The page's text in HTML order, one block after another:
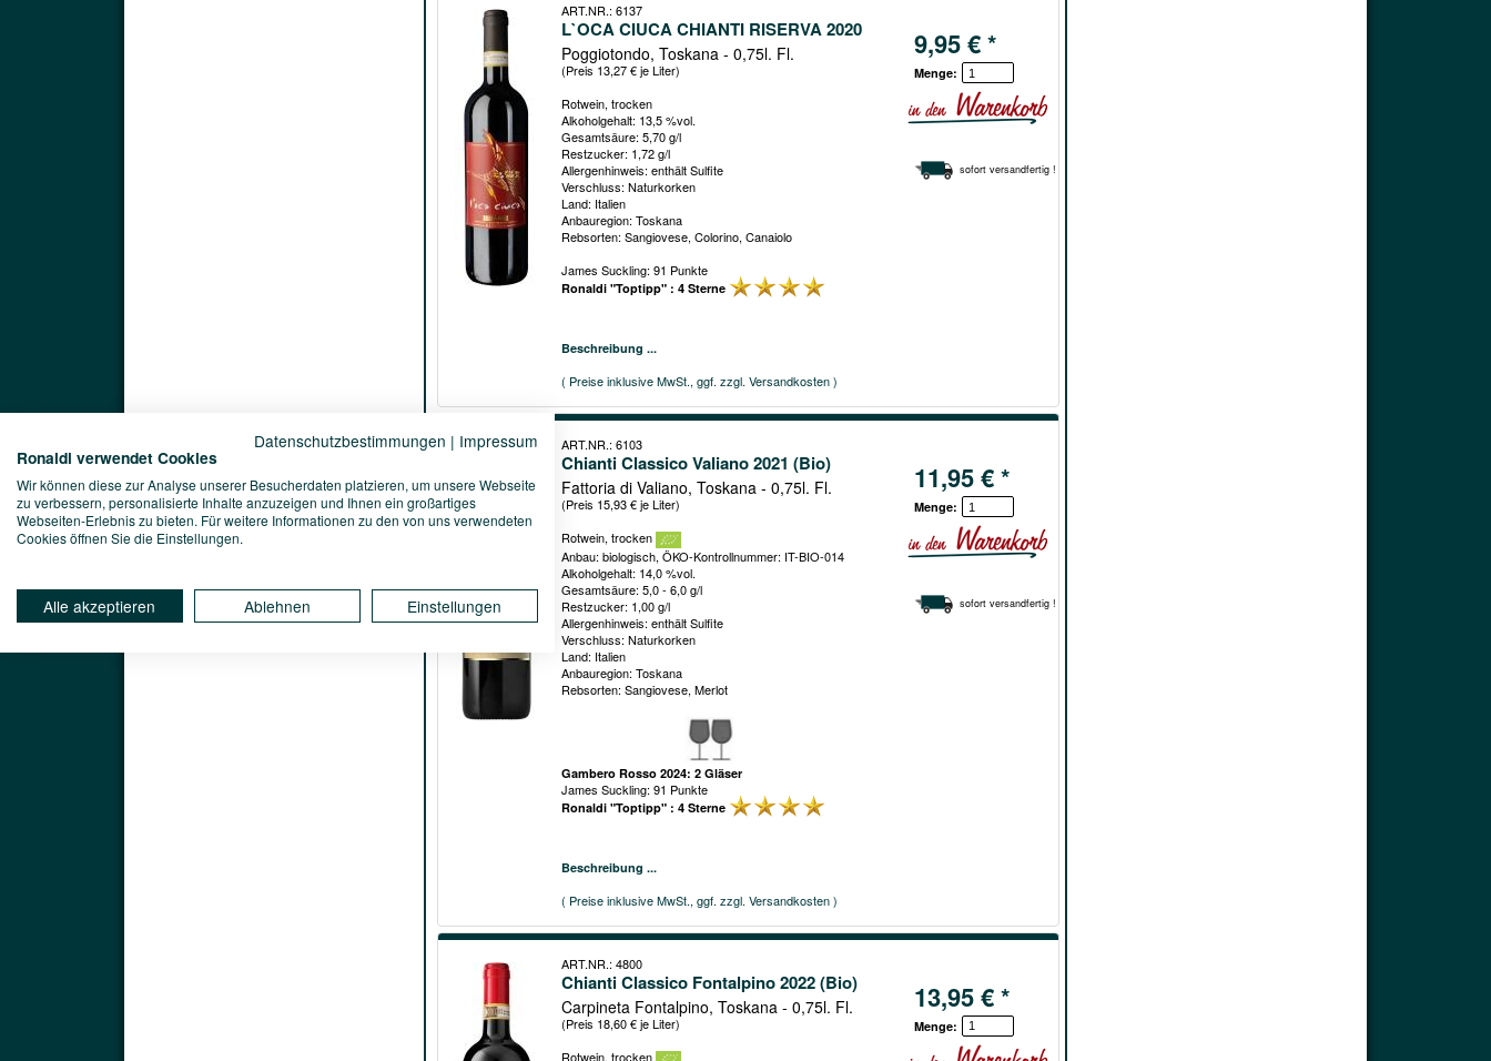
ART.NR.: 6137
L`OCA CIUCA CHIANTI RISERVA 2020
Poggiotondo, Toskana - 0,75l. Fl.
(Preis 13,27 € je Liter)
Rotwein, trocken
Alkoholgehalt: 13,5 %vol.
Gesamtsäure: 5,70 g/l
Restzucker: 1,72 g/l
Allergenhinweis: enthält Sulfite
Verschluss: Naturkorken
Land: Italien
Anbauregion: Toskana
Rebsorten: Sangiovese, Colorino, Canaiolo
James Suckling: 91 Punkte
Ronaldi "Toptipp" : 4 Sterne
Beschreibung ...
( Preise inklusive MwSt., ggf. zzgl. Versandkosten )
9,95 € *
Menge:
sofort versandfertig !
ART.NR.: 6103
Chianti Classico Valiano 2021 (Bio)
Fattoria di Valiano, Toskana - 0,75l. Fl.
(Preis 15,93 € je Liter)
Rotwein, trocken
Anbau: biologisch, ÖKO-Kontrollnummer: IT-BIO-014
Alkoholgehalt: 14,0 %vol.
Gesamtsäure: 5,0 - 6,0 g/l
Restzucker: 1,00 g/l
Allergenhinweis: enthält Sulfite
Verschluss: Naturkorken
Land: Italien
Anbauregion: Toskana
Rebsorten: Sangiovese, Merlot
Gambero Rosso 2024: 2 Gläser
James Suckling: 91 Punkte
Ronaldi "Toptipp" : 4 Sterne
Beschreibung ...
( Preise inklusive MwSt., ggf. zzgl. Versandkosten )
11,95 € *
Menge:
sofort versandfertig !
ART.NR.: 4800
Chianti Classico Fontalpino 2022 (Bio)
Carpineta Fontalpino, Toskana - 0,75l. Fl.
(Preis 18,60 € je Liter)
Rotwein, trocken
13,95 € *
Menge:
Datenschutzbestimmungen | Impressum
Ronaldi verwendet Cookies
Wir können diese zur Analyse unserer Besucherdaten platzieren, um unsere Webseite
zu verbessern, personalisierte Inhalte anzuzeigen und Ihnen ein großartiges
Webseiten-Erlebnis zu bieten. Für weitere Informationen zu den von uns verwendeten
Cookies öffnen Sie die Einstellungen.
Alle akzeptieren Ablehnen Einstellungen